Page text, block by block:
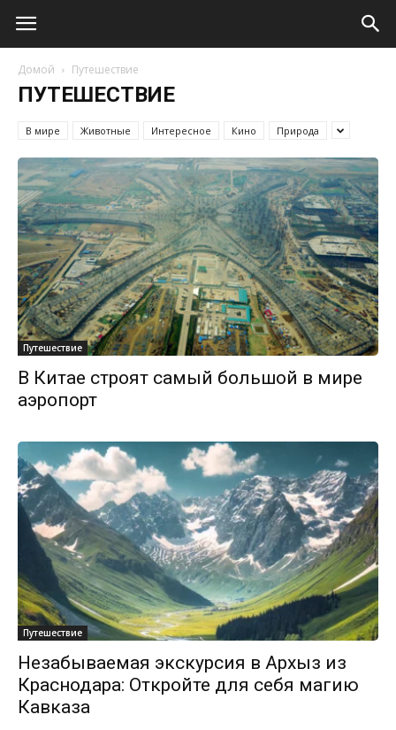
Домой Путешествие
ПУТЕШЕСТВИЕ
В мире Животные Интересное Кино Природа
Путешествие
В Китае строят самый большой в мире
аэропорт
Путешествие
Незабываемая экскурсия в Архыз из
Краснодара: Откройте для себя магию
Кавказа